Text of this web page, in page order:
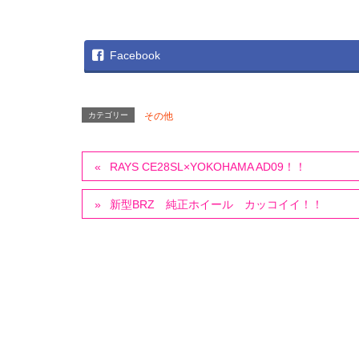
Facebook
カテゴリー その他
RAYS CE28SL×YOKOHAMA AD09！！
新型BRZ 純正ホイール カッコイイ！！